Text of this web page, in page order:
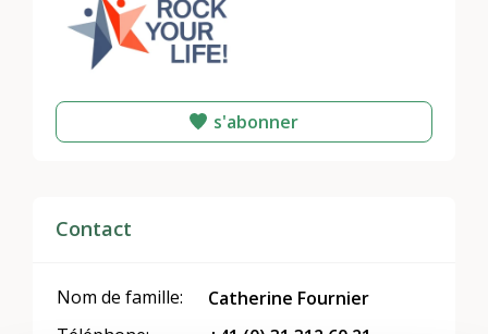
s'abonner
Contact
Nom de famille:
Catherine Fournier